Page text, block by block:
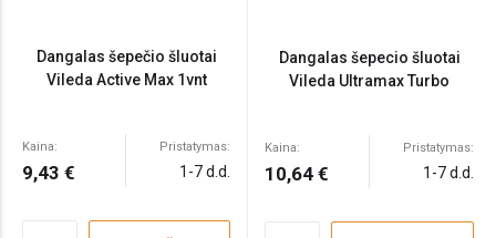
Dangalas šepečio šluotai
Vileda Active Max 1vnt
Kaina:
9,43 €
Pristatymas:
1-7 d.d.
Dangalas šepecio šluotai
Vileda Ultramax Turbo
Kaina:
10,64 €
Pristatymas:
1-7 d.d.